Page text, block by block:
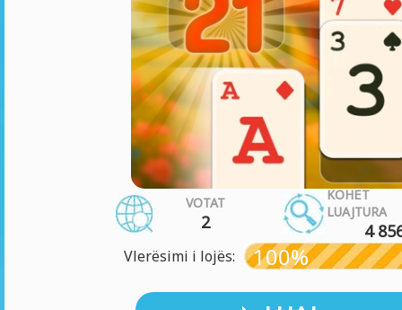
VOTAT
2
LUAJTURA
4
Vlerësimi i lojës: 100%